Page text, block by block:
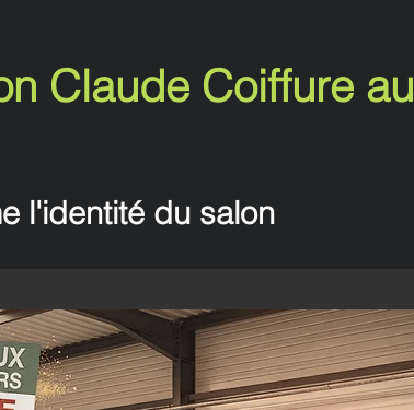
Claude Coiffure au
l'identité du salon